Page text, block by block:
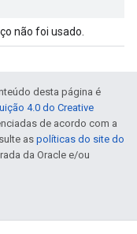
não foi usado.
desta página é
4.0 do Creative
de acordo com a
aspolíticas do site do
da Oracle e/ou